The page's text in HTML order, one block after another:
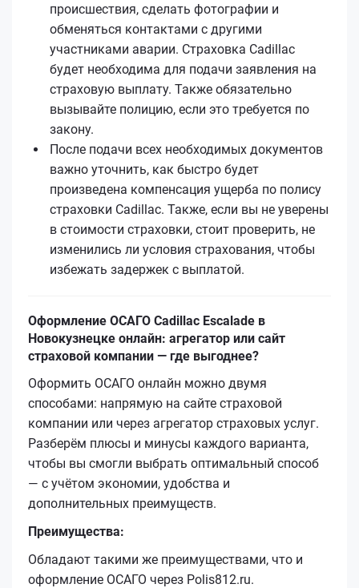
происшествия, сделать фотографии и
обменяться контактами с другими
участниками аварии. Страховка Cadillac
будет необходима для подачи заявления на
страховую выплату. Также обязательно
вызывайте полицию, если это требуется по
закону.
После подачи всех необходимых документов
важно уточнить, как быстро будет
произведена компенсация ущерба по полису
страховки Cadillac. Также, если вы не уверены
в стоимости страховки, стоит проверить, не
изменились ли условия страхования, чтобы
избежать задержек с выплатой.
Оформление ОСАГО Cadillac Escalade в
Новокузнецке онлайн: агрегатор или сайт
страховой компании — где выгоднее?
Оформить ОСАГО онлайн можно двумя
способами: напрямую на сайте страховой
компании или через агрегатор страховых услуг.
Разберём плюсы и минусы каждого варианта,
чтобы вы смогли выбрать оптимальный способ
— с учётом экономии, удобства и
дополнительных преимуществ.
Преимущества:
Обладают такими же преимуществами, что и
оформление ОСАГО через Polis812.ru.